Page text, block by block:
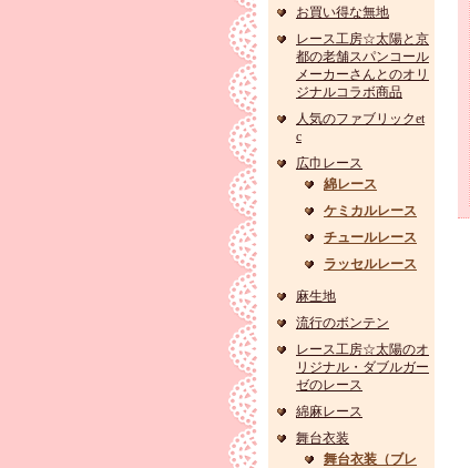
お買い得な無地
レース工房☆太陽と京
都の老舗スパンコール
メーカーさんとのオリ
ジナルコラボ商品
人気のファブリックet
c
広巾レース
綿レース
ケミカルレース
チュールレース
ラッセルレース
麻生地
流行のボンテン
レース工房☆太陽のオ
リジナル・ダブルガー
ゼのレース
綿麻レース
舞台衣装
舞台衣装（ブレ